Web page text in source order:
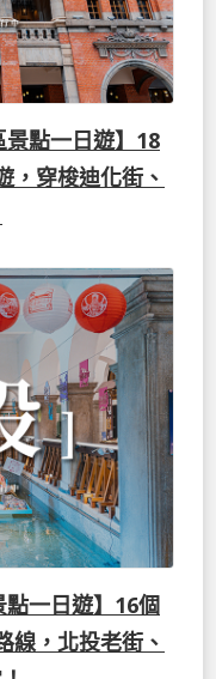
點一日遊】18
，穿梭迪化街、
一日遊】16個
線，北投老街、